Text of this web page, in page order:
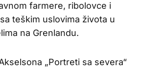
farmere, ribolovce i
teškim uslovima života u
na Grenlandu.
„Portreti sa severa“